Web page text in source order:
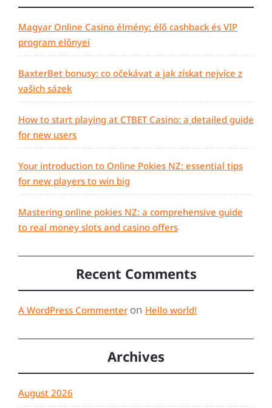
Magyar Online Casino élmény: élő cashback és VIP
program előnyei
BaxterBet bonusy: co očekávat a jak získat nejvíce z
vašich sázek
How to start playing at CTBET Casino: a detailed guide
for new users
Your introduction to Online Pokies NZ: essential tips
for new players to win big
Mastering online pokies NZ: a comprehensive guide
to real money slots and casino offers
Recent Comments
A WordPress Commenter on Hello world!
Archives
August 2026